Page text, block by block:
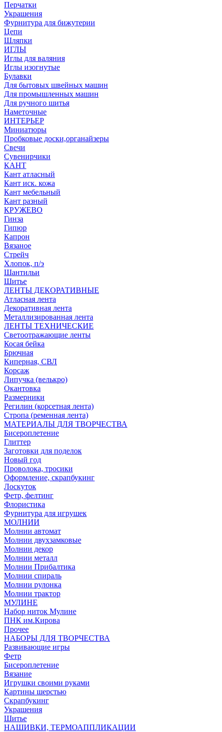
Перчатки
Украшения
Фурнитура для бижутерии
Цепи
Шляпки
ИГЛЫ
Иглы для валяния
Иглы изогнутые
Булавки
Для бытовых швейных машин
Для промышленных машин
Для ручного шитья
Наметочные
ИНТЕРЬЕР
Миниатюры
Пробковые доски,органайзеры
Свечи
Сувенирчики
КАНТ
Кант атласный
Кант иск. кожа
Кант мебельный
Кант разный
КРУЖЕВО
Гинза
Гипюр
Капрон
Вязаное
Стрейч
Хлопок, п/э
Шантильи
Шитье
ЛЕНТЫ ДЕКОРАТИВНЫЕ
Атласная лента
Декоративная лента
Металлизированная лента
ЛЕНТЫ ТЕХНИЧЕСКИЕ
Светоотражающие ленты
Косая бейка
Брючная
Киперная, СВЛ
Корсаж
Липучка (велькро)
Окантовка
Размерники
Регилин (корсетная лента)
Стропа (ременная лента)
МАТЕРИАЛЫ ДЛЯ ТВОРЧЕСТВА
Бисероплетение
Глиттер
Заготовки для поделок
Новый год
Проволока, тросики
Оформление, скрапбукинг
Лоскуток
Фетр, фелтинг
Флористика
Фурнитура для игрушек
МОЛНИИ
Молнии автомат
Молнии двухзамковые
Молнии декор
Молнии металл
Молнии Прибалтика
Молнии спираль
Молнии рулонка
Молнии трактор
МУЛИНЕ
Набор ниток Мулине
ПНК им.Кирова
Прочее
НАБОРЫ ДЛЯ ТВОРЧЕСТВА
Развивающие игры
Фетр
Бисероплетение
Вязание
Игрушки своими руками
Картины шерстью
Скрапбукинг
Украшения
Шитье
НАШИВКИ, ТЕРМОАППЛИКАЦИИ